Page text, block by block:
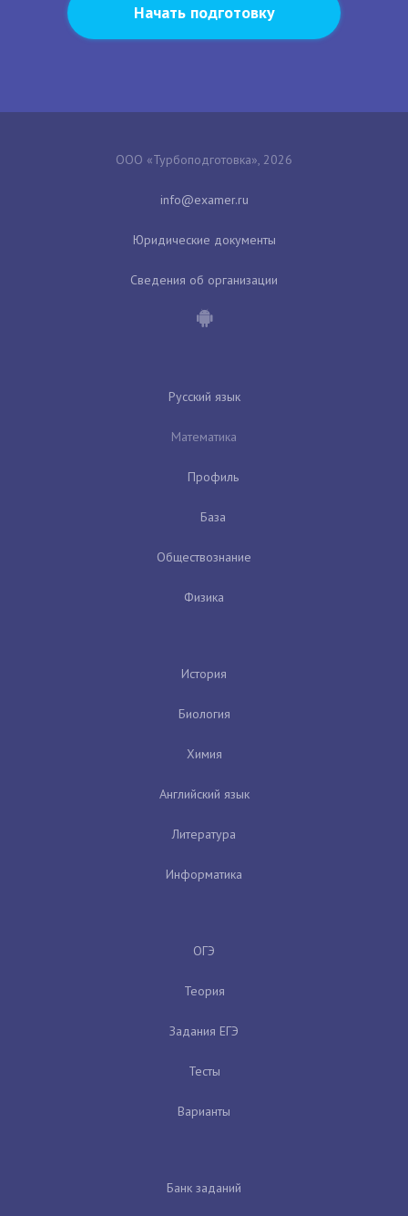
Начать подготовку
ООО «Турбоподготовка», 2026
Юридические документы
Сведения об организации
Русский язык
Математика
Профиль
База
Обществознание
Физика
История
Биология
Химия
Английский язык
Литература
Информатика
ОГЭ
Теория
Задания ЕГЭ
Тесты
Варианты
Банк заданий